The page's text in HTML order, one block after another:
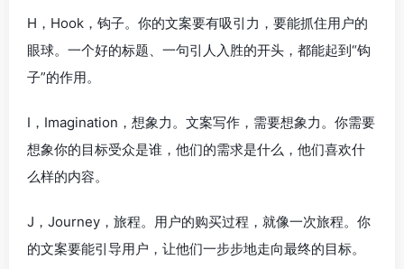
H，Hook，钩子。你的文案要有吸引力，要能抓住用户的
眼球。一个好的标题、一句引人入胜的开头，都能起到“钩
子”的作用。
I，Imagination，想象力。文案写作，需要想象力。你需要
想象你的目标受众是谁，他们的需求是什么，他们喜欢什
么样的内容。
J，Journey，旅程。用户的购买过程，就像一次旅程。你
的文案要能引导用户，让他们一步步地走向最终的目标。